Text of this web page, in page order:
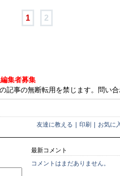
1 2
集者募集
記事の無断転用を禁じます。問い
友達に教える 印刷 お気に
最新コメント
コメントはまだありません。